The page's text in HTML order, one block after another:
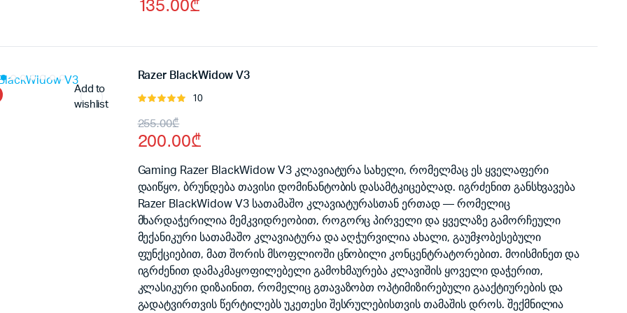
price
135.00₾
price
Add to
wishlist
Razer BlackWidow V3
შეფასება
დან
10
255.00₾
Original
price
was:
255.00₾.
200.00₾
Current
price
is:
200.00₾.
Gaming Razer BlackWidow V3 კლავიატურა სახელი, რომელმაც ეს ყველაფერი
დაიწყო, ბრუნდება თავისი დომინანტობის დასამტკიცებლად. იგრძენით განსხვავება
Razer BlackWidow V3 სათამაშო კლავიატურასთან ერთად — რომელიც
მხარდაჭერილია მემკვიდრეობით, როგორც პირველი და ყველაზე გამორჩეული
მექანიკური სათამაშო კლავიატურა და აღჭურვილია ახალი, გაუმჯობესებული
ფუნქციებით, მათ შორის მსოფლიოში ცნობილი კონცენტრატორებით. მოისმინეთ და
იგრძენით დამაკმაყოფილებელი გამოხმაურება კლავიშის ყოველი დაჭერით,
კლასიკური დიზაინით, რომელიც გთავაზობთ ოპტიმიზირებული გააქტიურების და
გადატვირთვის წერტილებს უკეთესი შესრულებისთვის თამაშის დროს. შექმნილია